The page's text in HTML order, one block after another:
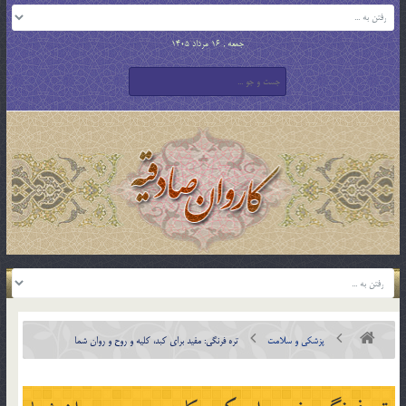
جمعه , 16 مرداد 1405
پزشکی و سلامت تره فرنگی: مفید برای کبد، کلیه و روح و روان شما